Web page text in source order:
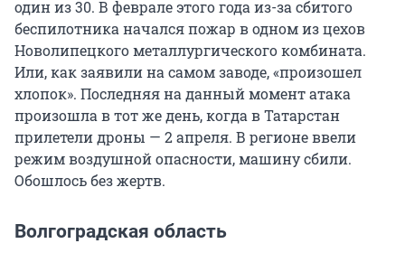
один из 30. В феврале этого года из-за сбитого
беспилотника начался пожар в одном из цехов
Новолипецкого металлургического комбината.
Или, как заявили на самом заводе, «произошел
хлопок». Последняя на данный момент атака
произошла в тот же день, когда в Татарстан
прилетели дроны — 2 апреля. В регионе ввели
режим воздушной опасности, машину сбили.
Обошлось без жертв.
Волгоградская область